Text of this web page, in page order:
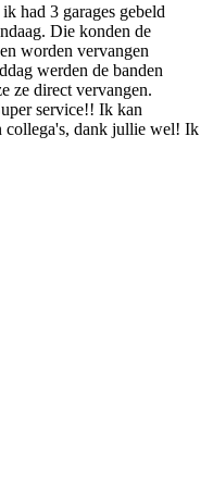
had 3 garages gebeld
Die konden de
worden vervangen
werden de banden
ze direct vervangen.
service!! Ik kan
collega's, dank jullie wel! Ik